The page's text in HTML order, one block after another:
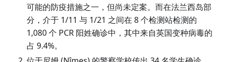
可能的防疫措施之一，但尚未定案。而在法兰西岛部
分，介于 1/11 与 1/21 之间在 8 个检测站检测的
1,080 个 PCR 阳姓确诊中，其中来自英国变种病毒的
占 9.4%。